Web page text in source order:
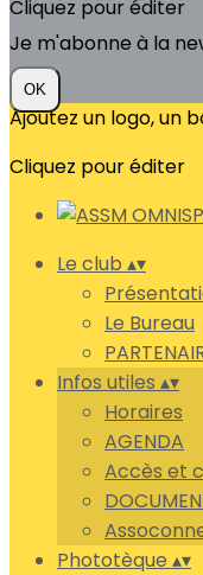
Cliquez pour éditer
Je m'abonne à la
OK
Ajoutez un logo, un
Cliquez pour éditer
Le club ▴▾
Le Bureau
Infos utiles ▴▾
Horaires
AGENDA
Accès et
Phototèque ▴▾